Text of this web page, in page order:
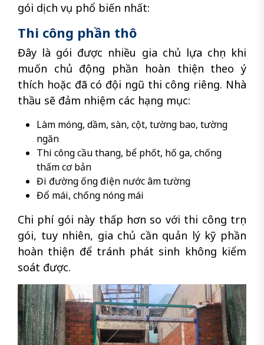
gói dịch vụ phổ biến nhất:
Thi công phần thô
Đây là gói được nhiều gia chủ lựa chọn khi
muốn chủ động phần hoàn thiện theo ý
thích hoặc đã có đội ngũ thi công riêng. Nhà
thầu sẽ đảm nhiệm các hạng mục:
Làm móng, dầm, sàn, cột, tường bao, tường
ngăn
Thi công cầu thang, bể phốt, hố ga, chống
thấm cơ bản
Đi đường ống điện nước âm tường
Đổ mái, chống nóng mái
Chi phí gói này thấp hơn so với thi công trọn
gói, tuy nhiên, gia chủ cần quản lý kỹ phần
hoàn thiện để tránh phát sinh không kiểm
soát được.